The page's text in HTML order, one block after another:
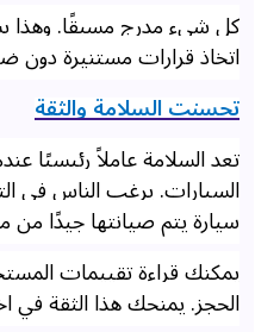
كل شيء مدرج مسبقًا. وهذا
اتخاذ قرارات مستنيرة دون
تحسنت السلامة والثقة
تعد السلامة عاملاً رئيسيًا
السيارات. يرغب الناس في
سيارة يتم صيانتها جيدًا من
يمكنك قراءة تقييمات
الحجز. يمنحك هذا الثقة في